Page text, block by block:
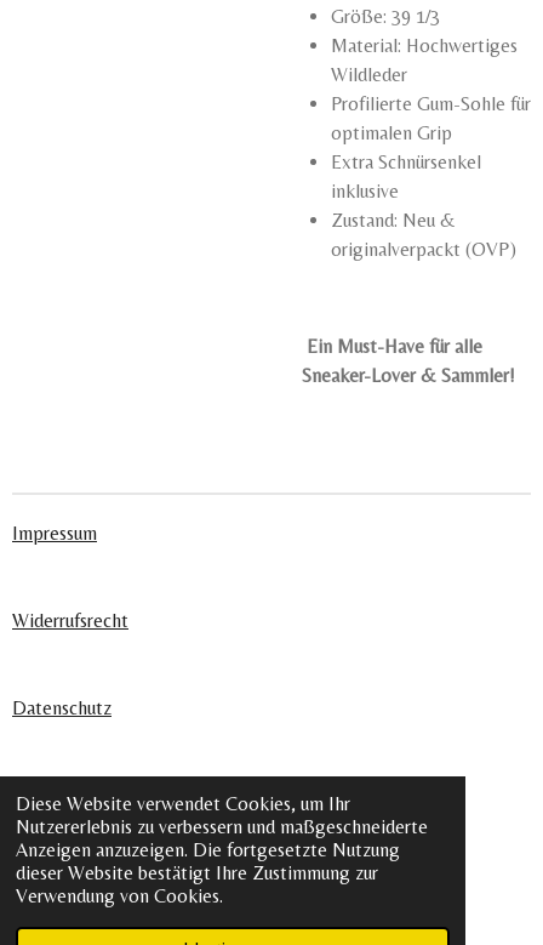
Diese Website verwendet Cookies, um Ihr
Nutzererlebnis zu verbessern und maßgeschneiderte
Anzeigen anzuzeigen. Die fortgesetzte Nutzung
dieser Website bestätigt Ihre Zustimmung zur
Verwendung von Cookies.
Größe: 39 1/3
Material: Hochwertiges
Wildleder
Profilierte Gum-Sohle für
optimalen Grip
Extra Schnürsenkel
inklusive
Zustand: Neu &
originalverpackt (OVP)
Ein Must-Have für alle
Sneaker-Lover & Sammler!
Impressum
Widerrufsrecht
Datenschutz
AGB´s
© 2024 - 2026 Lovéntly